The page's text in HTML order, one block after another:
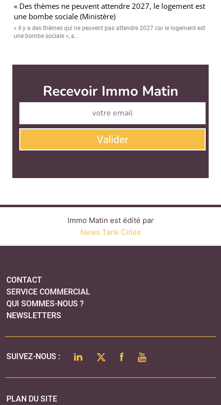
« Des thèmes ne peuvent attendre 2027, le logement est
une bombe sociale (Ministère)
« Il y a des thèmes qui ne peuvent pas attendre 2027 car le logement est
une bombe sociale », a...
Recevoir Immo Matin
Valider
Immo Matin est édité par
News Tank Cities
CONTACT
SERVICE COMMERCIAL
QUI SOMMES-NOUS ?
NEWSLETTERS
SUIVEZ-NOUS : LINKEDINTWITTERFACEBOOK
YOUTUBE
PLAN DU SITE